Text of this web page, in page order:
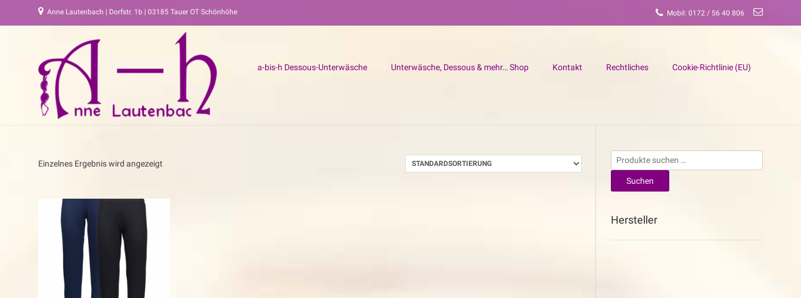
Anne Lautenbach | Dorfstr. 1b | 03185 Tauer OT Schönhöhe Mobil: 0172 / 56 40 806
a-bis-h Dessous-Unterwäsche Unterwäsche, Dessous & mehr… Shop Kontakt Rechtliches Cookie-Richtlinie (EU)
Einzelnes Ergebnis wird angezeigt
Suchen
nach:
Suchen
Hersteller